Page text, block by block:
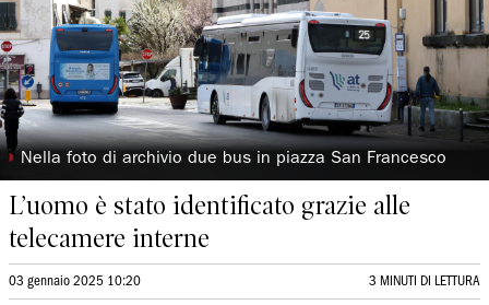
◗ Nella foto di archivio due bus in piazza San Francesco
L’uomo è stato identificato grazie alle
telecamere interne
03 gennaio 2025 10:20 3 MINUTI DI LETTURA